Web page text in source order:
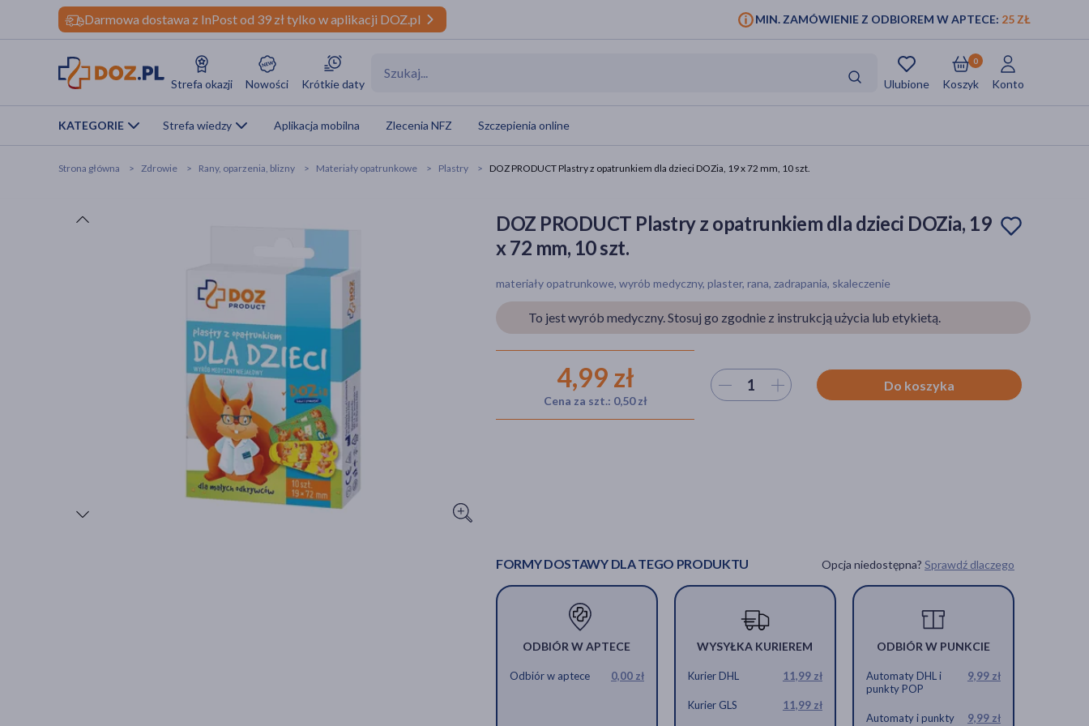
Darmowa dostawa z InPost od 39 zł tylko w aplikacji DOZ.pl MIN. ZAMÓWIENIE Z ODBIOREM W APTECE: 25 ZŁ
Strefa okazji Nowości Krótkie daty Ulubione Koszyk
0
Konto
KATEGORIE Strefa wiedzy Aplikacja mobilna Zlecenia NFZ Szczepienia online
Strona główna Zdrowie Rany, oparzenia, blizny Materiały opatrunkowe Plastry DOZ PRODUCT Plastry z opatrunkiem dla dzieci DOZia, 19 x 72 mm, 10 szt.
DOZ PRODUCT Plastry z opatrunkiem dla dzieci DOZia, 19
x 72 mm, 10 szt.
materiały opatrunkowe, wyrób medyczny, plaster, rana, zadrapania, skaleczenie
To jest wyrób medyczny. Stosuj go zgodnie z instrukcją użycia lub etykietą.
4,99 zł
Cena za szt.: 0,50 zł
Wybierz ilość Do koszyka
FORMY DOSTAWY DLA TEGO PRODUKTU Opcja niedostępna? Sprawdź dlaczego
ODBIÓR W APTECE
Odbiór w aptece 0,00 zł
WYSYŁKA KURIEREM
Kurier DHL 11,99 zł
Kurier GLS 11,99 zł
ODBIÓR W PUNKCIE
Automaty DHL i
punkty POP
9,99 zł
Automaty i punkty
9,99 zł